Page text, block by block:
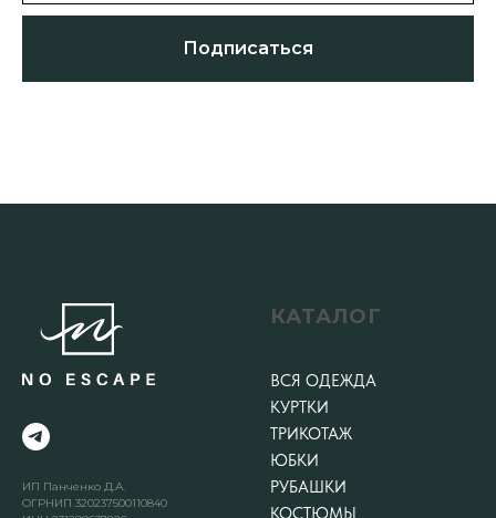
Подписаться
ИП Панченко Д.А.
ОГРНИП 320237500110840
КАТАЛОГ
ВСЯ ОДЕЖДА
КУРТКИ
ТРИКОТАЖ
ЮБКИ
РУБАШКИ
КОСТЮМЫ